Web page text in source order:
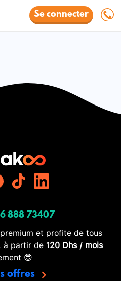
Se connecter
888 73407
et profite de tous
à partir de 120 Dhs / mois
😎
offres